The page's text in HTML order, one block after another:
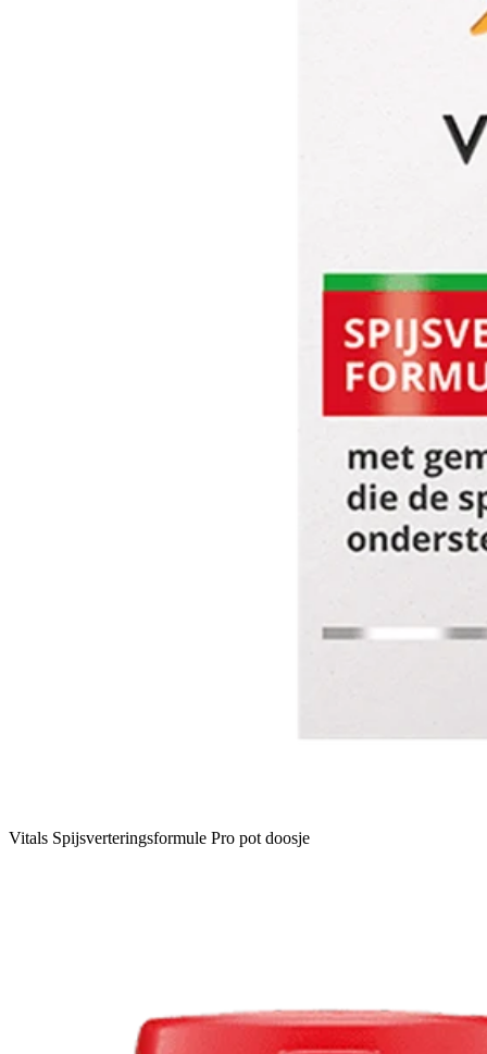
Vitals Spijsverteringsformule Pro pot doosje